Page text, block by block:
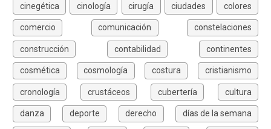
cinegética cinología cirugía ciudades colores
comercio comunicación constelaciones
construcción contabilidad continentes
cosmética cosmología costura cristianismo
cronología crustáceos cubertería cultura
danza deporte derecho días de la semana